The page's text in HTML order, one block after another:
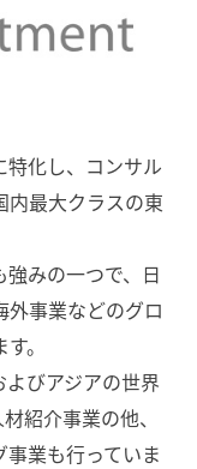
特化し、コンサル
内最大クラスの東
みの一つで、日
事業などのグロ
。
びアジアの世界
紹介事業の他、
業も行っていま